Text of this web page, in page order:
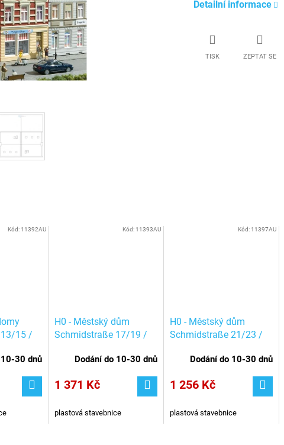
Detailní informace
TISK ZEPTAT SE
15 /
30 dnů
Kód: 11392AU
H0 - Městský dům
Schmidstraße 17/19 /
Dodání do 10-30 dnů
1 371 Kč
plastová stavebnice
Kód: 11393AU
H0 - Městský dům
Schmidstraße 21/23 /
Dodání do 10-30 dnů
1 256 Kč
plastová stavebnice
Kód: 11397AU